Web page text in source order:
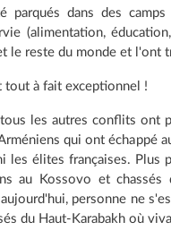
parqués dans des
(alimentation,
le reste du monde et l'ont
tout à fait exceptionnel !
les autres conflits ont
qui ont échappé
les élites françaises. Plus
au Kossovo et chassés
personne ne
du Haut-Karabakh où